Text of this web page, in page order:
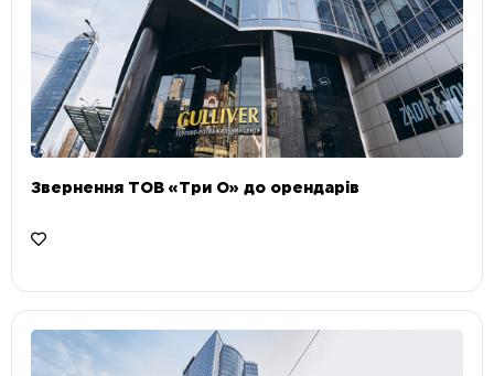
Звернення ТОВ «Три О» до орендарів